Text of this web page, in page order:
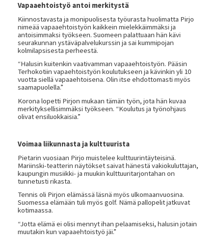
Vapaaehtoistyö antoi merkitystä
Kiinnostavasta ja monipuolisesta työurasta huolimatta Pirjo
nimeää vapaaehtoistyön kaikkein mielekkäimmäksi ja
antoisimmaksi työkseen. Suomeen palattuaan hän kävi
seurakunnan ystäväpalvelukurssin ja sai kummipojan
kolmilapsisesta perheestä.
“Halusin kuitenkin vaativamman vapaaehtoistyön. Pääsin
Terhokotiin vapaehtoistyön koulutukseen ja kävinkin yli 10
vuotta siellä vapaaehtoisena. Olin itse ehdottomasti myös
saamapuolella.”
Korona lopetti Pirjon mukaan tämän työn, jota hän kuvaa
merkityksellisimmäksi työkseen. “Koulutus ja työnohjaus
olivat ensiluokkaisia.”
Voimaa liikunnasta ja kulttuurista
Pietarin vuosiaan Pirjo muistelee kulttuurintäyteisinä.
Mariinski-teatterin näytökset saivat hänestä vakiokuluttajan,
kaupungin musiikki- ja muukin kulttuuritarjontahan on
tunnetusti rikasta.
Tennis oli Pirjon elämässä läsnä myös ulkomaanvuosina.
Suomessa elämään tuli myös golf. Nämä pallopelit jatkuvat
kotimaassa.
“Jotta elämä ei olisi mennyt ihan pelaamiseksi, halusin jotain
muutakin kun vapaaehtoistyö jäi.”